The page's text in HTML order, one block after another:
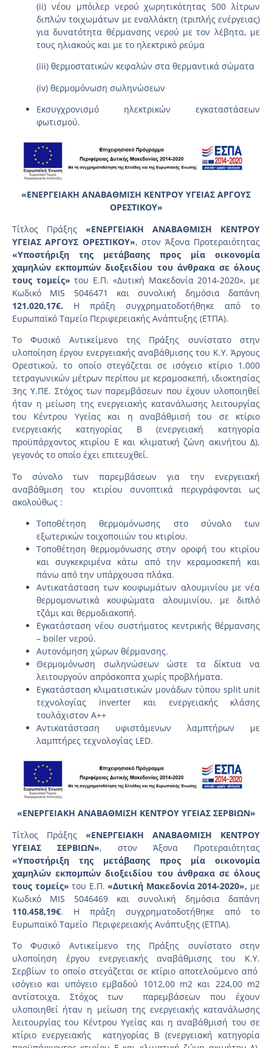
(ii) νέου μπόιλερ νερού χωρητικότητας 500 λίτρων
διπλών τοιχωμάτων με εναλλάκτη (τριπλής ενέργειας)
για δυνατότητα θέρμανσης νερού με τον λέβητα, με
τους ηλιακούς και με το ηλεκτρικό ρεύμα
(iii) θερμοστατικών κεφαλών στα θερμαντικά σώματα
(iv) θερμομόνωση σωληνώσεων
Εκσυγχρονισμό ηλεκτρικών εγκαταστάσεων
φωτισμού.
«ΕΝΕΡΓΕΙΑΚΗ ΑΝΑΒΑΘΜΙΣΗ ΚΕΝΤΡΟΥ ΥΓΕΙΑΣ ΑΡΓΟΥΣ
ΟΡΕΣΤΙΚΟΥ»
Τίτλος Πράξης «ΕΝΕΡΓΕΙΑΚΗ ΑΝΑΒΑΘΜΙΣΗ ΚΕΝΤΡΟΥ
ΥΓΕΙΑΣ ΑΡΓΟΥΣ ΟΡΕΣΤΙΚΟΥ», στον Άξονα Προτεραιότητας
«Υποστήριξη της μετάβασης προς μία οικονομία
χαμηλών εκπομπών διοξειδίου του άνθρακα σε όλους
τους τομείς»του Ε.Π. «Δυτική Μακεδονία 2014-2020», με
Κωδικό MIS 5046471 και συνολική δημόσια δαπάνη
121.020,17€. Η πράξη συγχρηματοδοτήθηκε από το
Ευρωπαϊκό Ταμείο Περιφερειακής Ανάπτυξης (ΕΤΠΑ).
Το Φυσικό Αντικείμενο της Πράξης συνίστατο στην
υλοποίηση έργου ενεργειακής αναβάθμισης του Κ.Υ. Άργους
Ορεστικού, το οποίο στεγάζεται σε ισόγειο κτίριο 1.000
τετραγωνικών μέτρων περίπου με κεραμοσκεπή, ιδιοκτησίας
3ης Υ.ΠΕ. Στόχος των παρεμβάσεων που έχουν υλοποιηθεί
ήταν η μείωση της ενεργειακής κατανάλωσης λειτουργίας
του Κέντρου Υγείας και η αναβάθμισή του σε κτίριο
ενεργειακής κατηγορίας Β (ενεργειακή κατηγορία
προϋπάρχοντος κτιρίου Ε και κλιματική ζώνη ακινήτου Δ),
γεγονός το οποίο έχει επιτευχθεί.
Το σύνολο των παρεμβάσεων για την ενεργειακή
αναβάθμιση του κτιρίου συνοπτικά περιγράφονται ως
ακολούθως :
Τοποθέτηση θερμομόνωσης στο σύνολο των
εξωτερικών τοιχοποιιών του κτιρίου.
Τοποθέτηση θερμομόνωσης στην οροφή του κτιρίου
και συγκεκριμένα κάτω από την κεραμοσκεπή και
πάνω από την υπάρχουσα πλάκα.
Αντικατάσταση των κουφωμάτων αλουμινίου με νέα
θερμομονωτικά κουφώματα αλουμινίου, με διπλό
τζάμι και θερμοδιακοπή.
Εγκατάσταση νέου συστήματος κεντρικής θέρμανσης
– boiler νερού.
Αυτονόμηση χώρων θέρμανσης.
Θερμομόνωση σωληνώσεων ώστε τα δίκτυα να
λειτουργούν απρόσκοπτα χωρίς προβλήματα.
Εγκατάσταση κλιματιστικών μονάδων τύπου split unit
τεχνολογίας inverter και ενεργειακής κλάσης
τουλάχιστον Α++
Αντικατάσταση υφιστάμενων λαμπτήρων με
λαμπτήρες τεχνολογίας LED.
«ΕΝΕΡΓΕΙΑΚΗ ΑΝΑΒΑΘΜΙΣΗ ΚΕΝΤΡΟΥ ΥΓΕΙΑΣ ΣΕΡΒΙΩΝ»
Τίτλος Πράξης «ΕΝΕΡΓΕΙΑΚΗ ΑΝΑΒΑΘΜΙΣΗ ΚΕΝΤΡΟΥ
ΥΓΕΙΑΣ ΣΕΡΒΙΩΝ», στον Άξονα Προτεραιότητας
«Υποστήριξη της μετάβασης προς μία οικονομία
χαμηλών εκπομπών διοξειδίου του άνθρακα σε όλους
τους τομείς»του Ε.Π. «Δυτική Μακεδονία 2014-2020», με
Κωδικό MIS 5046469 και συνολική δημόσια δαπάνη
110.458,19€. Η πράξη συγχρηματοδοτήθηκε από το
Ευρωπαϊκό Ταμείο Περιφερειακής Ανάπτυξης (ΕΤΠΑ).
Το Φυσικό Αντικείμενο της Πράξης συνίστατο στην
υλοποίηση έργου ενεργειακής αναβάθμισης του Κ.Υ.
Σερβίων το οποίο στεγάζεται σε κτίριο αποτελούμενο από
ισόγειο και υπόγειο εμβαδού 1012,00 m2 και 224,00 m2
αντίστοιχα. Στόχος των παρεμβάσεων που έχουν
υλοποιηθεί ήταν η μείωση της ενεργειακής κατανάλωσης
λειτουργίας του Κέντρου Υγείας και η αναβάθμισή του σε
κτίριο ενεργειακής κατηγορίας Β (ενεργειακή κατηγορία